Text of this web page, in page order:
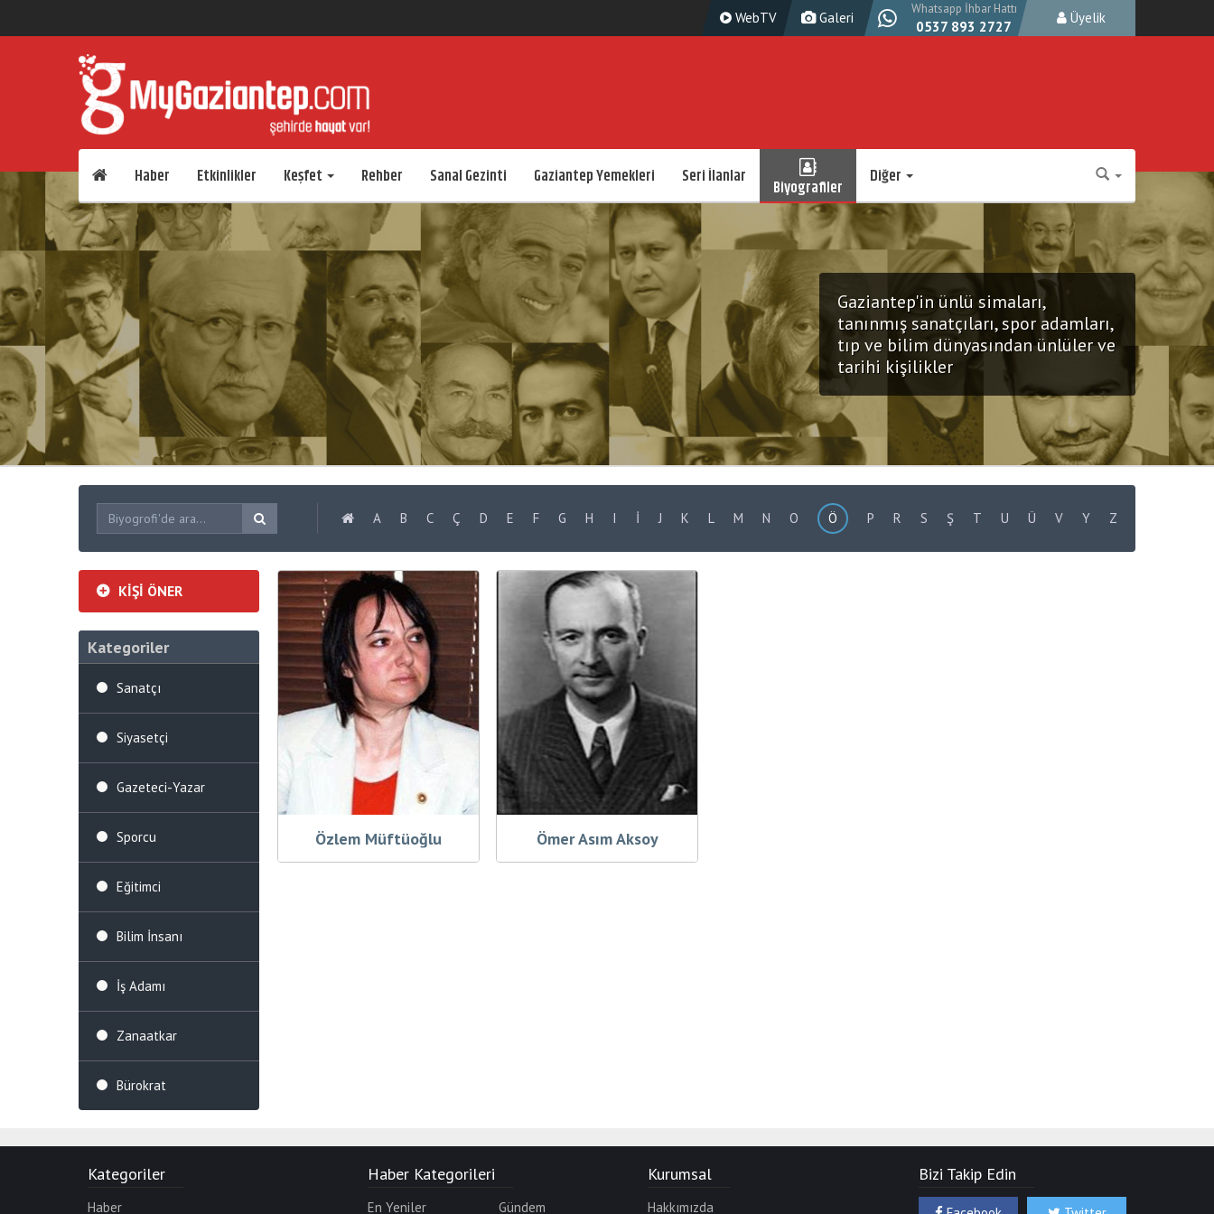
WebTV Galeri
Whatsapp İhbar Hattı
0537 893 2727
Üyelik
Haber Etkinlikler Keşfet Rehber Sanal Gezinti Gaziantep Yemekleri Seri İlanlar Biyografiler Diğer
Gaziantep'in ünlü simaları,
tanınmış sanatçıları, spor adamları,
tıp ve bilim dünyasından ünlüler ve
tarihi kişilikler
A B C Ç D E F G H I İ J K L M N O Ö P R S Ş T U Ü V Y Z
KİŞİ ÖNER
Kategoriler
Sanatçı
Siyasetçi
Gazeteci-Yazar
Sporcu
Eğitimci
Bilim İnsanı
İş Adamı
Zanaatkar
Bürokrat
Özlem Müftüoğlu Ömer Asım Aksoy
Kategoriler
Haber
Haber Kategorileri
En Yeniler Gündem
Kurumsal
Hakkımızda
Bizi Takip Edin